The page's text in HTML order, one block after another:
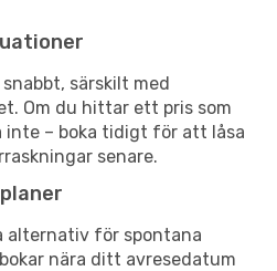
särskilt med
Om du hittar ett pris som
– boka tidigt för att låsa
senare.
alternativ för spontana
nära ditt avresedatum